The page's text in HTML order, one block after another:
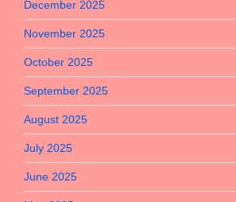
December 2025
November 2025
October 2025
September 2025
August 2025
July 2025
June 2025